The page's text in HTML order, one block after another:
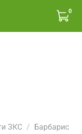
0
ЗКС Барбарис